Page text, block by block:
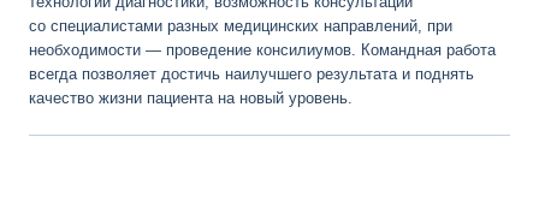
со специалистами разных медицинских направлений, при
необходимости — проведение консилиумов. Командная работа
всегда позволяет достичь наилучшего результата и поднять
качество жизни пациента на новый уровень.